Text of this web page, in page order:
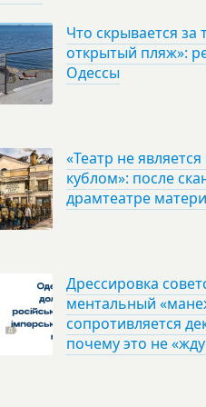
Что скрывается
открытый пляж»:
Одессы
«Театр не
кублом»: после
драмтеатре
Дрессировка
ментальный
сопротивляется
почему это не